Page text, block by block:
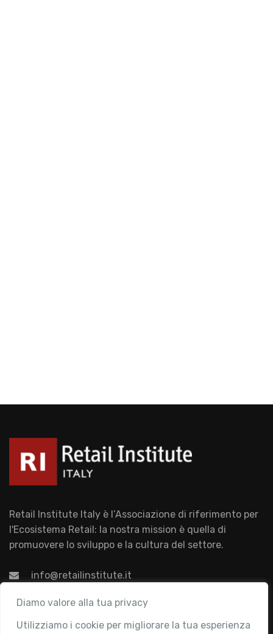
Diamo valore alla tua privacy
Utilizziamo i cookie per migliorare la tua esperienza
Retail Institute Italy è l’Associazione di riferimento per
l'Ecosistema Retail: la nostra mission è quella di
promuovere lo sviluppo e la cultura del settore.
info@retailinstitute.it
Associazione
Chi siamo